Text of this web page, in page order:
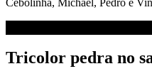
Tricolor pedra no